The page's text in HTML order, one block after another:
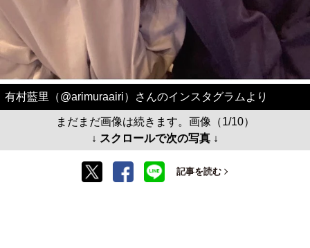
有村藍里（@arimuraairi）さんのインスタグラムより
まだまだ画像は続きます。画像（1/10）
↓ スクロールで次の写真 ↓
記事を読む